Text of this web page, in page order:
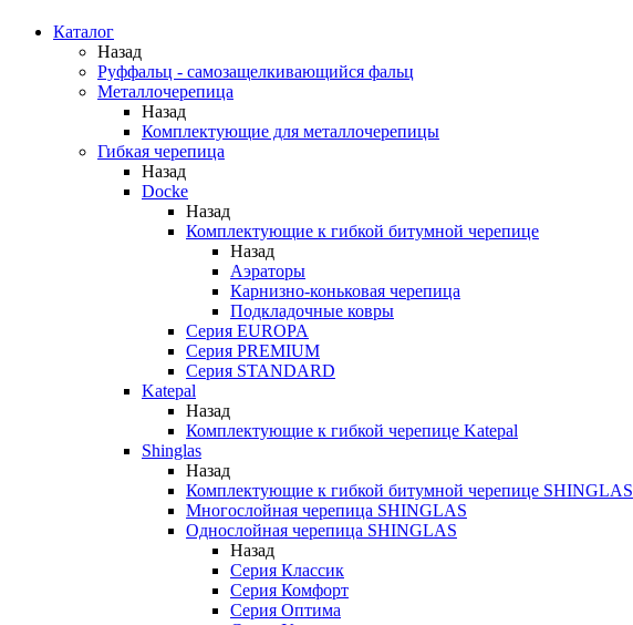
Каталог
Назад
Руффальц - самозащелкивающийся фальц
Металлочерепица
Назад
Комплектующие для металлочерепицы
Гибкая черепица
Назад
Docke
Назад
Комплектующие к гибкой битумной черепице
Назад
Аэраторы
Карнизно-коньковая черепица
Подкладочные ковры
Серия EUROPA
Серия PREMIUM
Серия STANDARD
Katepal
Назад
Комплектующие к гибкой черепице Katepal
Shinglas
Назад
Комплектующие к гибкой битумной черепице SHINGLAS
Многослойная черепица SHINGLAS
Однослойная черепица SHINGLAS
Назад
Серия Классик
Серия Комфорт
Серия Оптима